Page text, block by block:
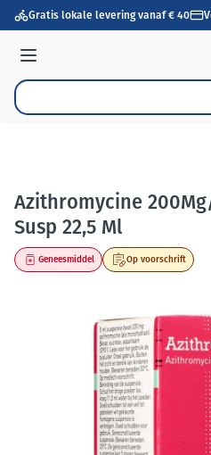
Ga naar de inhoud
Gratis lokale levering vanaf € 40
Menu
Product, merk, categorie...
Azithromycine
Susp 22,5 Ml
Op voorschrift
Geneesmiddel